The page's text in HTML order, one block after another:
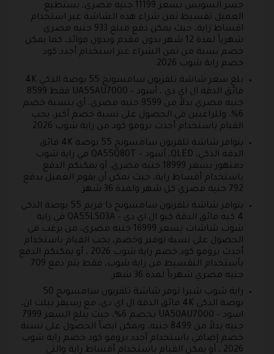
جسر السويس بسعر 11199 جنيه مصري، يستطيع
العميل تقسيط ثمن شراء هذه الشاشة عبر استخدام
اقساط راية، حيث يمكن دفع مبلغ 933 جنيه مصري
شهرياً لمدة 12 شهر بدون مقدم وبدون فوائد، كما يمكن
خصم نسبة من ثمن الشراء عبر استخدام أجدد كود
خصم راية شوب 2026.
بلغ سعر شاشة تلفزيون سامسونج 55 بوصة الذكي 4K
فائق الدقة ال اي دي ، أسود – UA55AU7000 فقط 8599
جنيه مصري بدلاً من 9599 جنيه مصري، أي بنسبة خصم
6%، وللراغبين في الحصول على نسبة خصم أكبر، يجب
القيام باستخدام أحدث برومو كود من راية شوب 2026.
يتوافر شاشة تلفزيون سامسونج 55 بوصة 4K فائق
الدقة الذكي، QLED، أسود – QA55Q80T في راية شوب
دمنهور بسعر 18999 جنيه مصري، أو يمكنكم الدفع
باستخدام أقساط راية، حيث يمكن أن يقوم العميل بدفع
792 جنية مصري كل شهر ولمدة 36 شهر.
يتوافر شاشة تلفزيون سامسونج ذا فريم 55 بوصة الذكي
4 كيه فائق الدقة كيو ال اي دي – QA55LS03A في راية
شوب شاشات بسعر 16999 جنيه مصري، من يرغب في
الحصول على نسبة توفير وخصم، يجب القيام باستخدام
أحدث برومو كود خصم راية شوب 2026 ، أو يمكنكم الدفع
بأستخدام التقسيط من راية شوب، فقط يتم دفع 709
جنيه مصري شهرياً لمدة 36 شهر.
راية شوب شبرا توفر شاشة تلفزيون سامسونج 50
بوصة الذكي 4K فائق الدقة ال اي دي، مع رسيفر بيلت ان،
اسود – UA50AU7000 بخصم 6%، حيث يبلغ السعر 7999
جنيه بدلاً من 8499 جنيه، ويمكن ايضاً الحصول على نسبة
خصم إضافي باستخدام أجدد برومو كود خصم راية شوب
2026 ، أو يمكن القيام باستخدام أقساط راية والتي